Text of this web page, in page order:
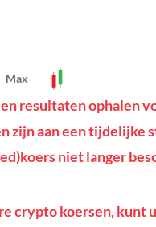
Max
resultaten ophalen
zijn aan een tijdelijke
niet langer
crypto koersen, kunt